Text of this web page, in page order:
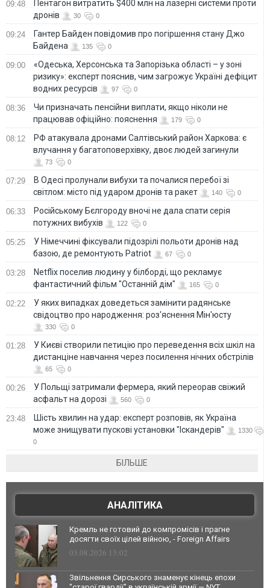
09:48
Пентагон витратить $400 млн на лазерні системи проти
дронів
30 0
09:24
Гантер Байден повідомив про погіршення стану Джо
Байдена
135 0
09:00
«Одеська, Херсонська та Запорізька області – у зоні
ризику»: експерт пояснив, чим загрожує Україні дефіцит
водних ресурсів
97 0
08:36
Чи призначать пенсійни виплати, якщо ніколи не
працював офіційно: пояснення
179 0
08:12
РФ атакувала дронами Салтівський район Харкова: є
влучання у багатоповерхівку, двоє людей загинули
73 0
07:29
В Одесі пролунали вибухи та почалися перебої зі
світлом: місто під ударом дронів та ракет
140 0
06:33
Російському Бєлгороду вночі не дала спати серія
потужних вибухів
122 0
05:25
У Німеччині фіксували підозрілі польоти дронів над
базою, де ремонтують Patriot
67 0
03:28
Netflix поселив людину у білборді, що рекламує
фантастичний фільм "Останній дім"
165 0
02:22
У яких випадках доведеться замінити радянське
свідоцтво про народження: роз'яснення Мін'юсту
330 0
01:28
У Києві створили петицію про переведення всіх шкіл на
дистанціне навчання через посилення нічних обстрілів
65 0
00:26
У Польщі затримали фермера, який переорав свіжий
асфальт на дорозі
560 0
23:48
Шість хвилин на удар: експерт розповів, як Україна
може знищувати пускові установки "Іскандерів"
1330
0
БІЛЬШЕ
АНАЛІТИКА
Кремль не готовий до компромісів і прагне
досягти своїх цілей війною, - Foreign Affairs
03.08.2026 13:02
Звільнення Сирського знаменує кінець епохи